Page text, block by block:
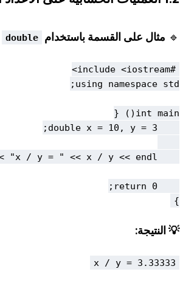
🔹 مثال على القسمة باستخدام double
}
💡 النتيجة:
x / y = 3.33333